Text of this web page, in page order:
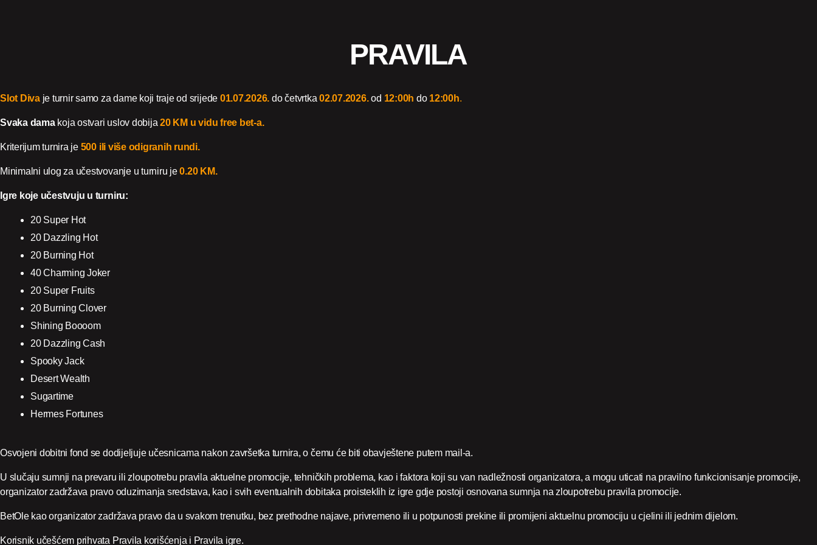
PRAVILA
Slot Divaje turnir samo za dame koji traje od srijede 01.07.2026. do četvrtka02.07.2026.od 12:00h do 12:00h.
Svaka damakoja ostvari uslov dobija20 KM u vidu free bet-a.
Kriterijum turnira je 500 ili više odigranih rundi.
Minimalni ulog za učestvovanje u turniru je0.20 KM.
Igre koje učestvuju u turniru:
20 Super Hot
20 Dazzling Hot
20 Burning Hot
40 Charming Joker
20 Super Fruits
20 Burning Clover
Shining Boooom
20 Dazzling Cash
Spooky Jack
Desert Wealth
Sugartime
Hermes Fortunes
Osvojeni dobitni fond se dodijeljuje učesnicama nakon završetka turnira, o čemu će biti obavještene putem mail-a.
U slučaju sumnji na prevaru ili zloupotrebu pravila aktuelne promocije, tehničkih problema, kao i faktora koji su van nadležnosti organizatora, a mogu uticati na pravilno funkcionisanje promocije,
organizator zadržava pravo oduzimanja sredstava, kao i svih eventualnih dobitaka proisteklih iz igre gdje postoji osnovana sumnja na zloupotrebu pravila promocije.
BetOle kao organizator zadržava pravo da u svakom trenutku, bez prethodne najave, privremeno ili u potpunosti prekine ili promijeni aktuelnu promociju u cjelini ili jednim dijelom.
Korisnik učešćem prihvata Pravila korišćenja i Pravila igre.